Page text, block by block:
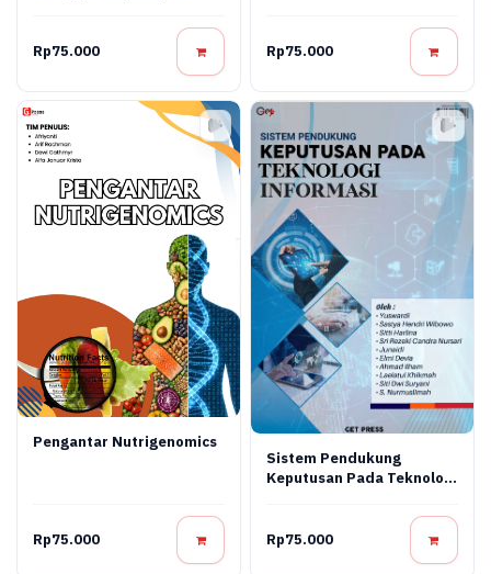
Rp75.000 Rp75.000
Pengantar Nutrigenomics
Rp75.000
Sistem Pendukung
Keputusan Pada Teknologi
Rp75.000